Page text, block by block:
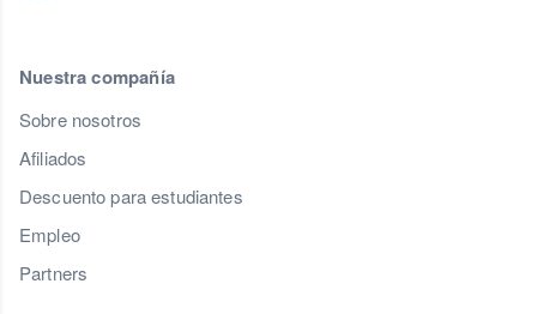
Nuestra compañía
Sobre nosotros
Afiliados
Descuento para estudiantes
Empleo
Partners